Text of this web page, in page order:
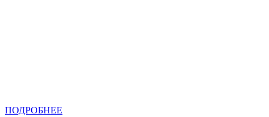
ПОДРОБНЕЕ